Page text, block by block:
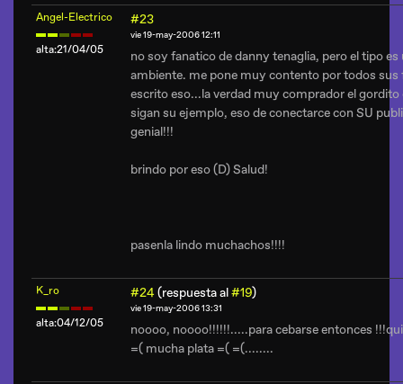
Angel-Electrico
alta:21/04/05
#23
vie 19-may-2006 12:11
no soy fanatico de danny tenaglia, pero el tipo es
ambiente. me pone muy contento por todos sus
escrito eso...la verdad muy comprador el gordito
sigan su ejemplo, eso de conectarce con SU
genial!!!
brindo por eso (D) Salud!
pasenla lindo muchachos!!!!
K_ro
alta:04/12/05
#24(respuesta al#19)
vie 19-may-2006 13:31
noooo, noooo!!!!!!.....para cebarse entonces
=( mucha plata =( =(........